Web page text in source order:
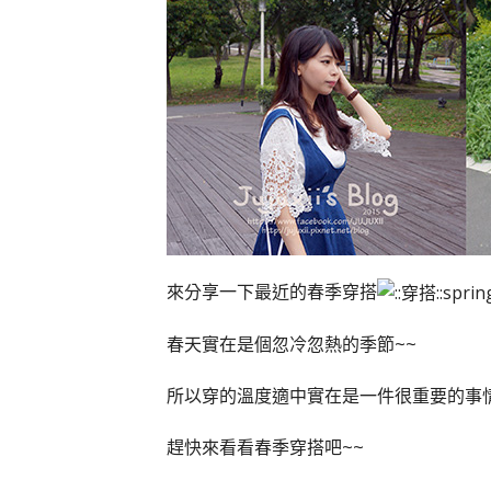
來分享一下最近的春季穿搭
春天實在是個忽冷忽熱的季節~~
所以穿的溫度適中實在是一件很重要的事
趕快來看看春季穿搭吧~~